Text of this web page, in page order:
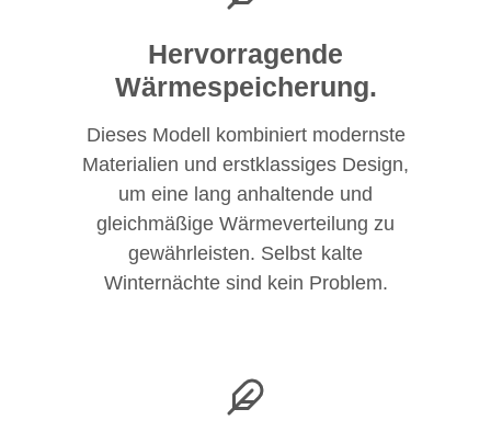
Hervorragende
Wärmespeicherung.
Dieses Modell kombiniert modernste
Materialien und erstklassiges Design,
um eine lang anhaltende und
gleichmäßige Wärmeverteilung zu
gewährleisten. Selbst kalte
Winternächte sind kein Problem.